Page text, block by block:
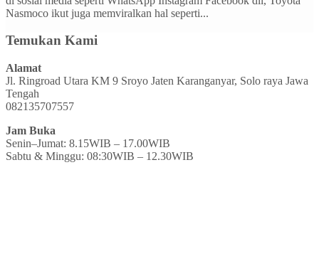
Nasmoco ikut juga memviralkan hal seperti...
Temukan Kami
Alamat
Jl. Ringroad Utara KM 9 Sroyo Jaten Karanganyar, Solo raya Jawa
Tengah
082135707557
Jam Buka
Senin–Jumat: 8.15WIB – 17.00WIB
Sabtu & Minggu: 08:30WIB – 12.30WIB